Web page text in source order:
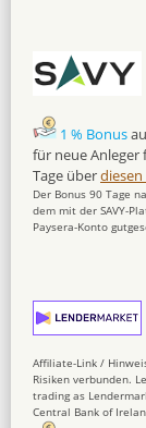
1 % Bonus
für neue Anleger
Tage über
Der Bonus 90 Tage
dem mit der SAVY-
Paysera-Konto
Affiliate-Link /
Risiken verbunden.
trading as
Central Bank of